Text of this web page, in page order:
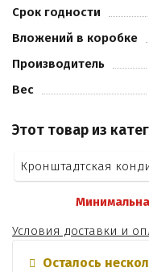
Е210.
Срок годности
Вложений в коробке
Производитель
Вес
Этот товар из
Кронштадтская
Условия доставки и
Осталось